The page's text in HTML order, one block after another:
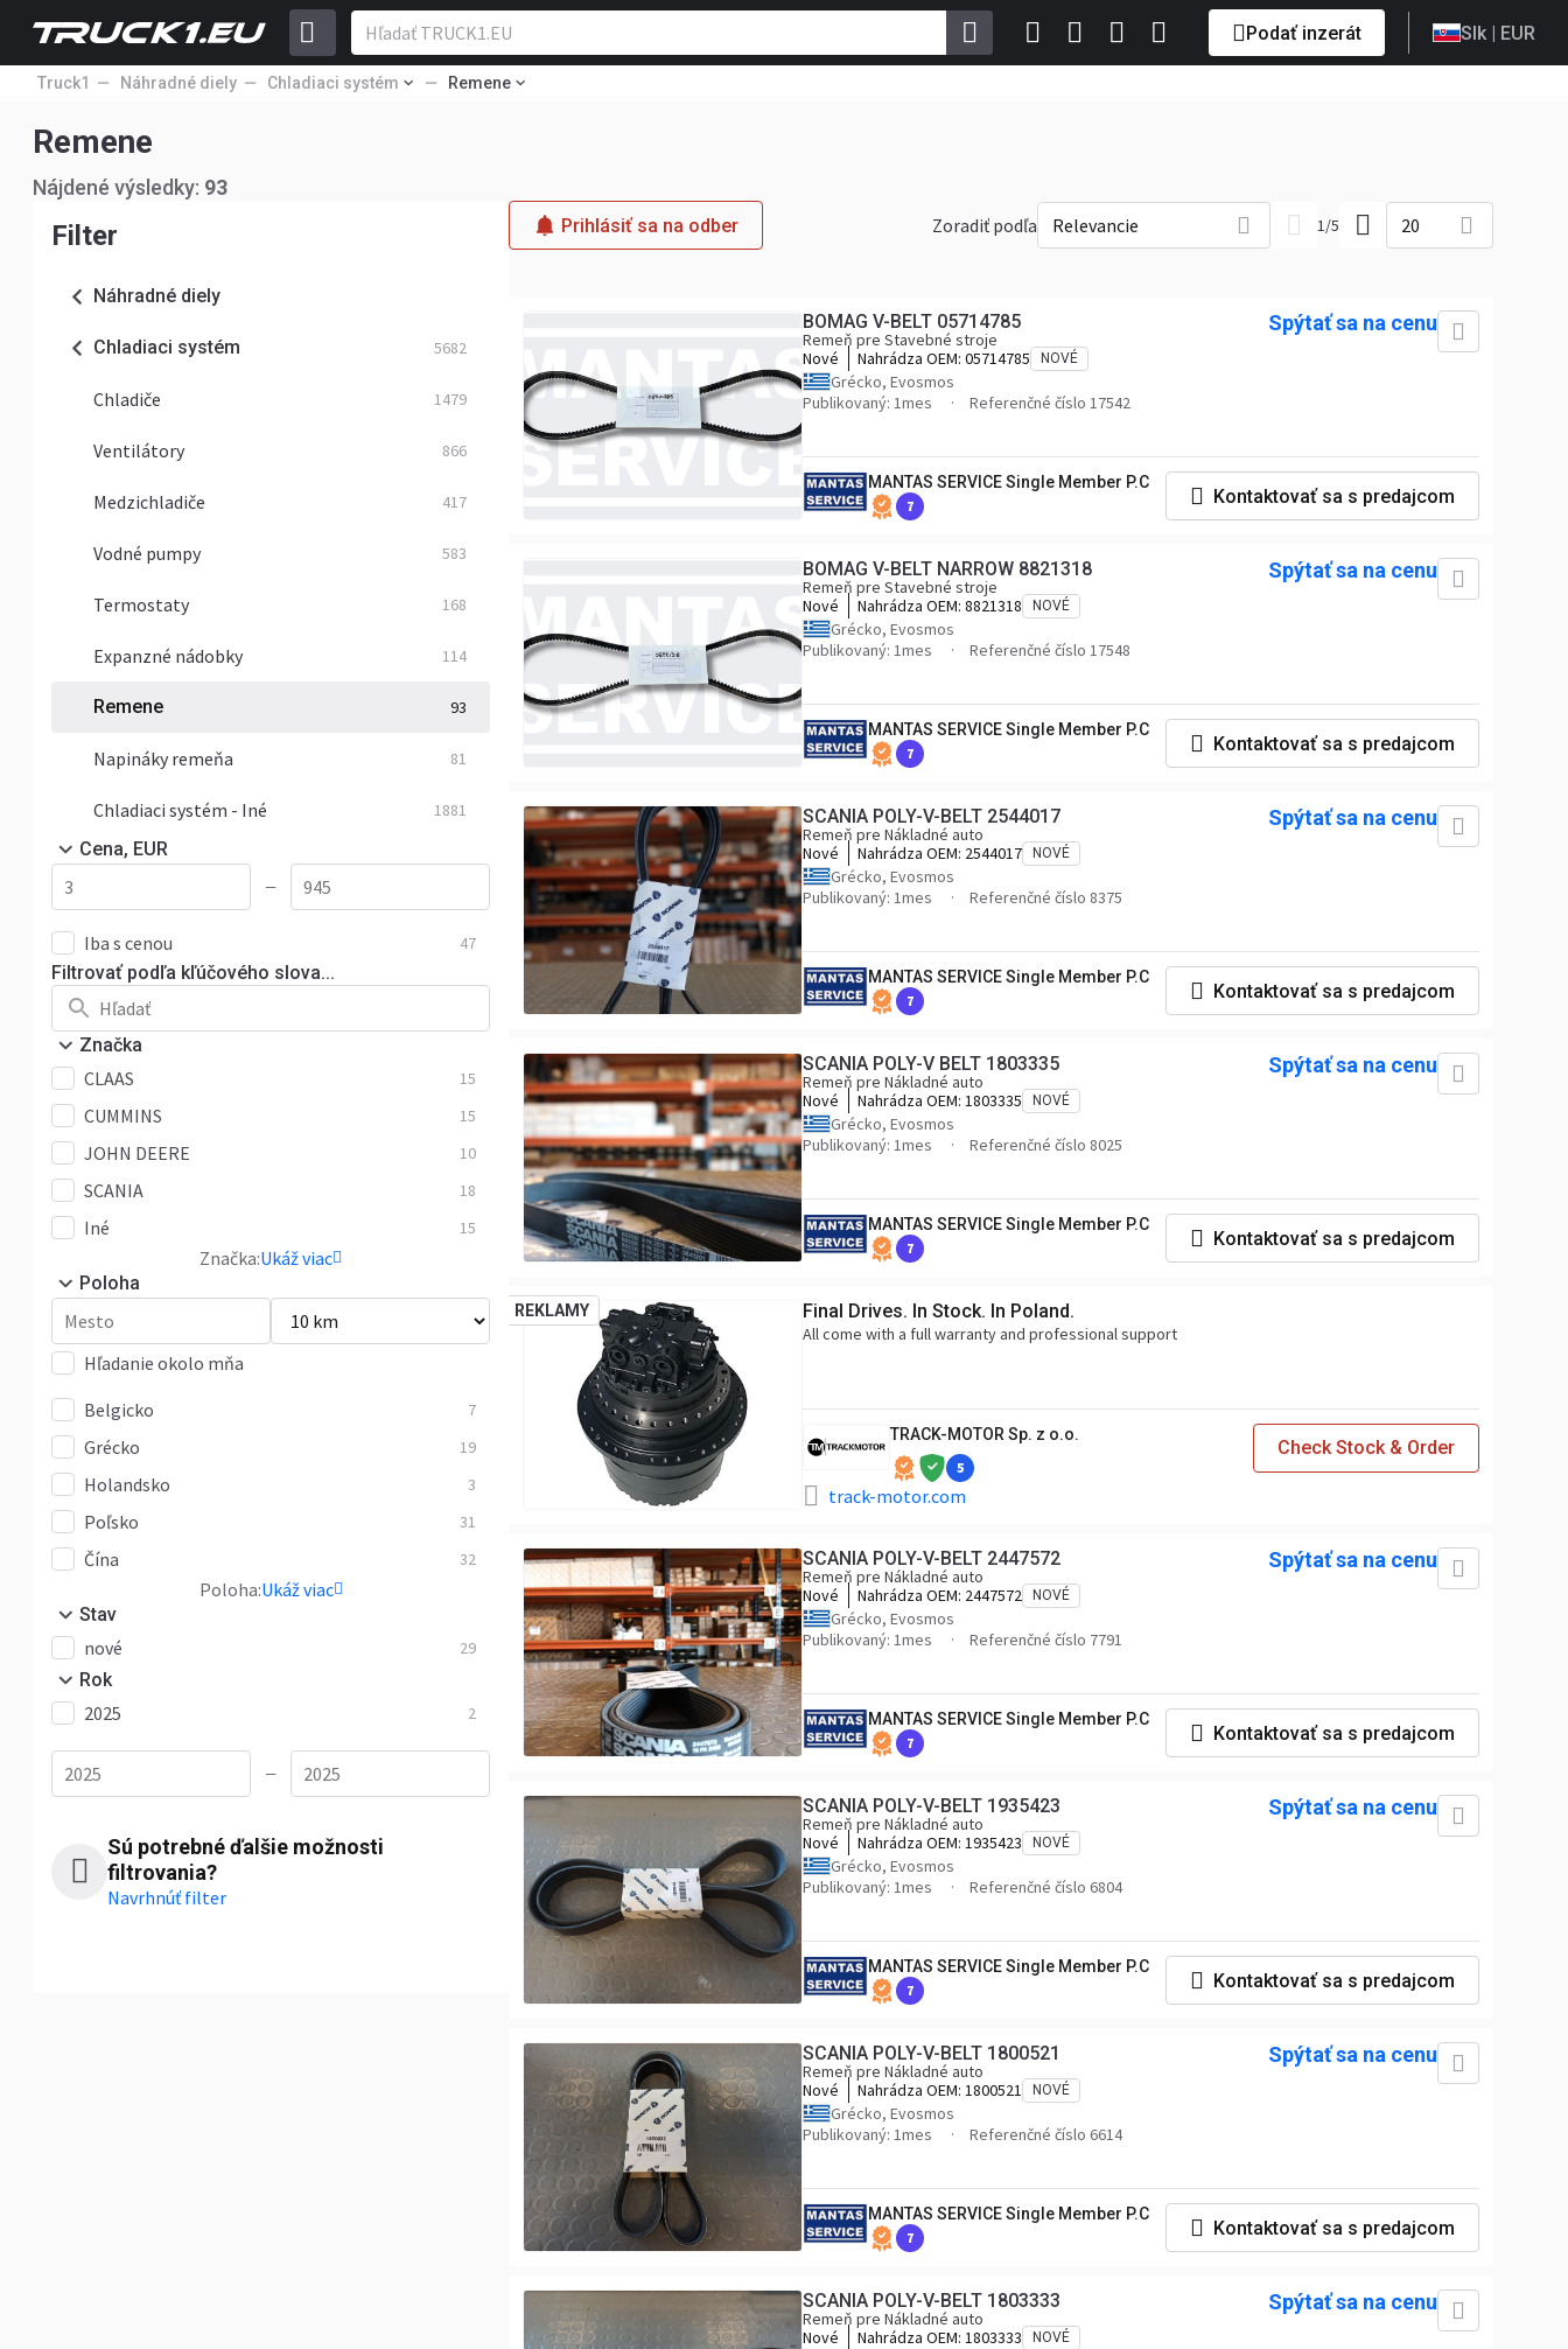
Podať inzerát Slk | EUR
Truck1 Náhradné diely Chladiaci systém Remene
Remene
Nájdené výsledky: 93
Filter
Náhradné diely
Chladiaci systém 5682
Chladiče 1479
Ventilátory 866
Medzichladiče 417
Vodné pumpy 583
Termostaty 168
Expanzné nádobky 114
Remene 93
Napináky remeňa 81
Chladiaci systém - Iné 1881
Cena, EUR
—
Iba s cenou 47
Filtrovať podľa kľúčového slova...
Značka
CLAAS 15
CUMMINS 15
JOHN DEERE 10
SCANIA 18
Iné 15
Značka:Ukáž viac
Poloha
Hľadanie okolo mňa
Belgicko
7
Grécko 19
Holandsko 3
Poľsko 31
Čína 32
Poloha:Ukáž viac
Stav
nové 29
Rok
2025 2
—
Sú potrebné ďalšie možnosti
filtrovania?
Navrhnúť filter
Prihlásiť sa na odber Zoradiť podľa Relevancie 1/5 20
BOMAG V-BELT 05714785
Remeň pre Stavebné stroje
Nové
Nahrádza OEM: 05714785 NOVÉ
Grécko, Evosmos
Publikovaný: 1mes
Referenčné číslo 17542
Spýtať sa na cenu
MANTAS SERVICE Single Member P.C
7 Kontaktovať sa s predajcom
BOMAG V-BELT NARROW 8821318
Remeň pre Stavebné stroje
Nové
Nahrádza OEM: 8821318 NOVÉ
Grécko, Evosmos
Publikovaný: 1mes
Referenčné číslo 17548
Spýtať sa na cenu
MANTAS SERVICE Single Member P.C
7 Kontaktovať sa s predajcom
SCANIA POLY-V-BELT 2544017
Remeň pre Nákladné auto
Nové
Nahrádza OEM: 2544017 NOVÉ
Grécko, Evosmos
Publikovaný: 1mes
Referenčné číslo 8375
Spýtať sa na cenu
MANTAS SERVICE Single Member P.C
7 Kontaktovať sa s predajcom
SCANIA POLY-V BELT 1803335
Remeň pre Nákladné auto
Nové
Nahrádza OEM: 1803335 NOVÉ
Grécko, Evosmos
Publikovaný: 1mes
Referenčné číslo 8025
Spýtať sa na cenu
MANTAS SERVICE Single Member P.C
7 Kontaktovať sa s predajcom
REKLAMY Final Drives. In Stock. In Poland.
All come with a full warranty and professional support
TRACK-MOTOR Sp. z o.o.
5
track-motor.com
Check Stock & Order
SCANIA POLY-V-BELT 2447572
Remeň pre Nákladné auto
Nové
Nahrádza OEM: 2447572 NOVÉ
Grécko, Evosmos
Publikovaný: 1mes
Referenčné číslo 7791
Spýtať sa na cenu
MANTAS SERVICE Single Member P.C
7 Kontaktovať sa s predajcom
SCANIA POLY-V-BELT 1935423
Remeň pre Nákladné auto
Nové
Nahrádza OEM: 1935423 NOVÉ
Grécko, Evosmos
Publikovaný: 1mes
Referenčné číslo 6804
Spýtať sa na cenu
MANTAS SERVICE Single Member P.C
7 Kontaktovať sa s predajcom
SCANIA POLY-V-BELT 1800521
Remeň pre Nákladné auto
Nové
Nahrádza OEM: 1800521 NOVÉ
Grécko, Evosmos
Publikovaný: 1mes
Referenčné číslo 6614
Spýtať sa na cenu
MANTAS SERVICE Single Member P.C
7 Kontaktovať sa s predajcom
SCANIA POLY-V-BELT 1803333
Remeň pre Nákladné auto
Nové
Nahrádza OEM: 1803333 NOVÉ
Spýtať sa na cenu